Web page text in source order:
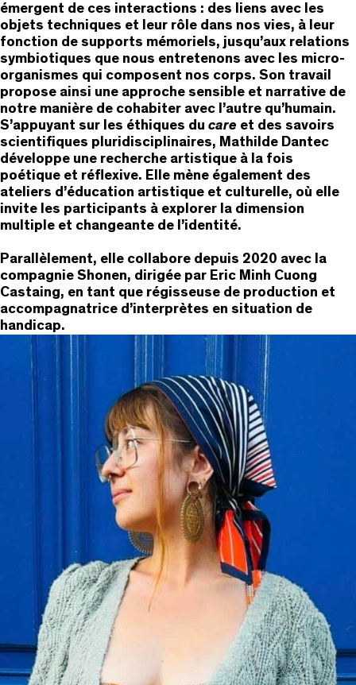
émergent de ces interactions : des liens avec les
objets techniques et leur rôle dans nos vies, à leur
fonction de supports mémoriels, jusqu’aux relations
symbiotiques que nous entretenons avec les micro-
organismes qui composent nos corps. Son travail
propose ainsi une approche sensible et narrative de
notre manière de cohabiter avec l’autre qu’humain.
S’appuyant sur les éthiques du care et des savoirs
scientifiques pluridisciplinaires, Mathilde Dantec
développe une recherche artistique à la fois
poétique et réflexive. Elle mène également des
ateliers d’éducation artistique et culturelle, où elle
invite les participants à explorer la dimension
multiple et changeante de l’identité.
Parallèlement, elle collabore depuis 2020 avec la
compagnie Shonen, dirigée par Eric Minh Cuong
Castaing, en tant que régisseuse de production et
accompagnatrice d’interprètes en situation de
handicap.